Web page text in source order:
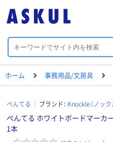
ホーム 事務用品/文房具
ぺんてる ブランド： Knockle（ノック
ぺんてる ホワイトボードマーカ
1本